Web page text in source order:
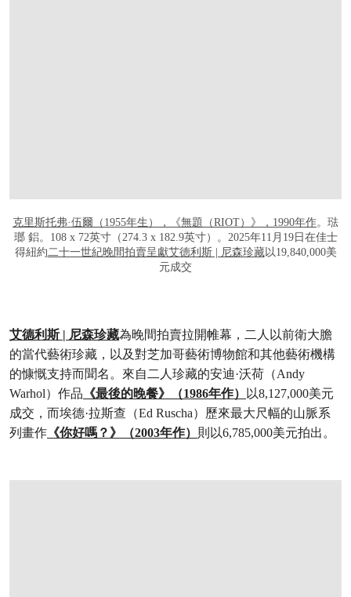
克里斯托弗·伍爾（1955年生），《無題（RIOT）》，1990年作。琺
瑯 鋁。108 x 72英寸（274.3 x 182.9英寸）。2025年11月19日在佳士
得紐約二十一世紀晚間拍賣呈獻艾德利斯 | 尼森珍藏以19,840,000美
元成交
艾德利斯 | 尼森珍藏為晚間拍賣拉開帷幕，二人以前衛大膽
的當代藝術珍藏，以及對芝加哥藝術博物館和其他藝術機構
的慷慨支持而聞名。來自二人珍藏的安迪·沃荷（Andy
Warhol）作品 《最後的晚餐》（1986年作）
以8,127,000美元
成交，而埃德·拉斯查（Ed Ruscha）歷來最大尺幅的山脈系
列畫作 《你好嗎？》（2003年作） 則以6,785,000美元拍出。